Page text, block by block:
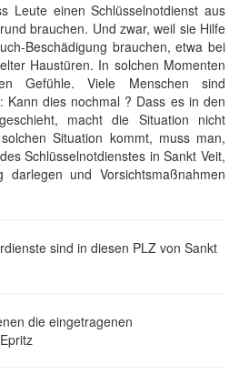
Leute einen Schlüsselnotdienst aus
brauchen. Und zwar, weil sie Hilfe
Beschädigung brauchen, etwa bei
Haustüren. In solchen Momenten
Gefühle. Viele Menschen sind
Kann dies nochmal ? Dass es in den
macht die Situation nicht
Situation kommt, muss man,
Schlüsselnotdienstes in Sankt Veit,
und Vorsichtsmaßnahmen
sind in diesen PLZ von Sankt
die eingetragenen